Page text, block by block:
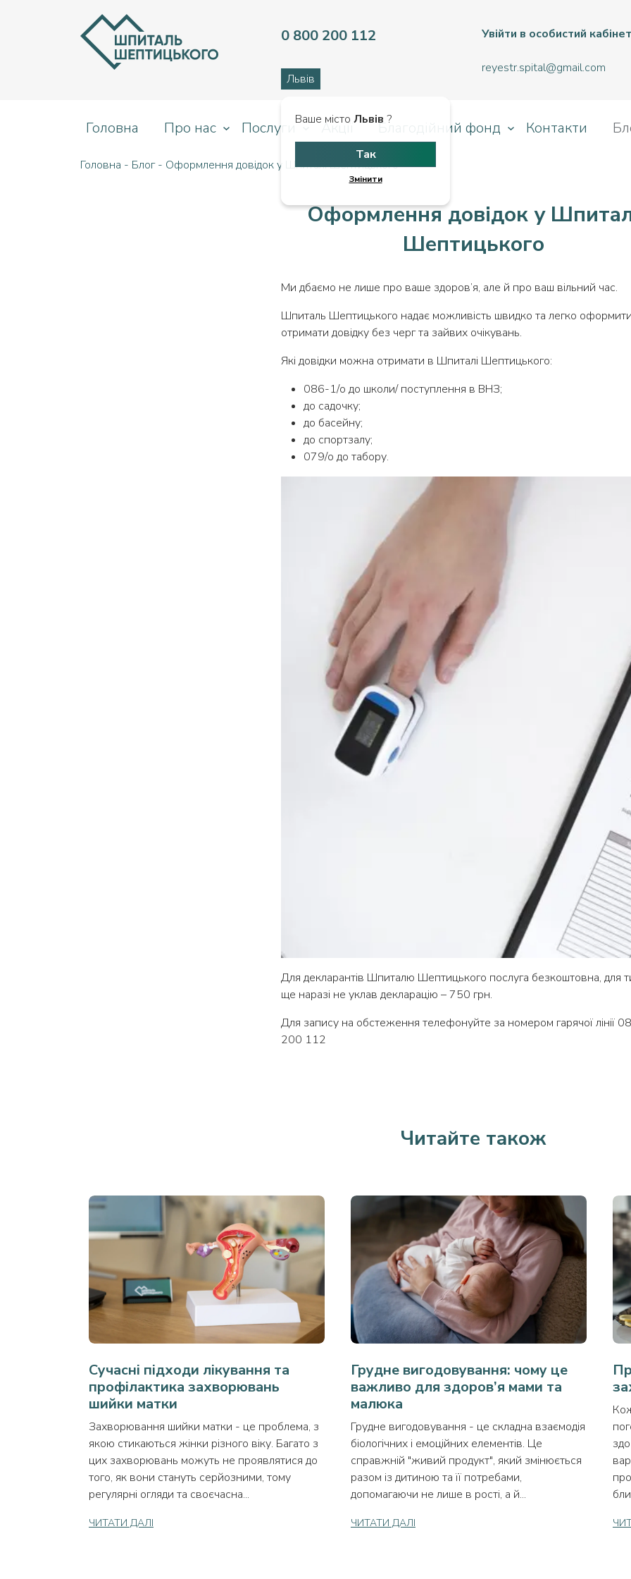
0 800 200 112
Львів
Ваше місто Львів ?
Так
Змінити
Увійти в особистий кабінет
reyestr.spital@gmail.com
Головна Про нас Послуги Акції Благодійний фонд Контакти
Головна - Блог- Оформлення довідок у Шпиталі Шептицького
Оформлення довідок у
Шептицького
Ми дбаємо не лише про ваше здоров’я, але й про ваш вільний час.
Шпиталь Шептицького надає можливість швидко та легко
отримати довідку без черг та зайвих очікувань.
Які довідки можна отримати в Шпиталі Шептицького:
086-1/о до школи/ поступлення в ВНЗ;
до садочку;
до басейну;
до спортзалу;
079/о до табору.
Для декларантів Шпиталю Шептицького послуга безкоштовна, для
ще наразі не уклав декларацію – 750 грн.
Для запису на обстеження телефонуйте за номером гарячої лінії
200 112
Читайте також
Сучасні підходи лікування та
профілактика захворювань
шийки матки
Захворювання шийки матки - це проблема, з
якою стикаються жінки різного віку. Багато з
цих захворювань можуть не проявлятися до
того, як вони стануть серйозними, тому
регулярні огляди та своєчасна...
ЧИТАТИ ДАЛІ
Грудне вигодовування: чому це
важливо для здоров’я мами та
малюка
Грудне вигодовування - це складна взаємодія
біологічних і емоційних елементів. Це
справжній "живий продукт", який змінюється
разом із дитиною та її потребами,
допомагаючи не лише в рості, а й...
ЧИТАТИ ДАЛІ